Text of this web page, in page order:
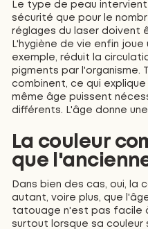
Le type de peau
sécurité que pour le
réglages du laser
L'hygiène de vie enfin
exemple, réduit la
pigments par l'organisme.
combinent, ce qui
même âge puissent
différents. L'âge donne
La couleur
que
Dans bien des cas, oui, la
autant, voire plus, que
tatouage n'est pas facile
surtout lorsque sa